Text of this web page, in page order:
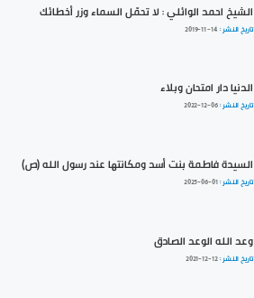
الشيخ احمد الوائلي : لا تحمّل السماء وزر أخطائك
تاريخ النشر : 2019-11-14
الدنيا دار امتحان وبلاء
تاريخ النشر :2022-12-06
السيدة فاطمة بنت أسد ومكانتها عند رسول الله (ص)
تاريخ النشر :2025-06-01
وعد الله الوعد الصادق
تاريخ النشر :2021-12-12